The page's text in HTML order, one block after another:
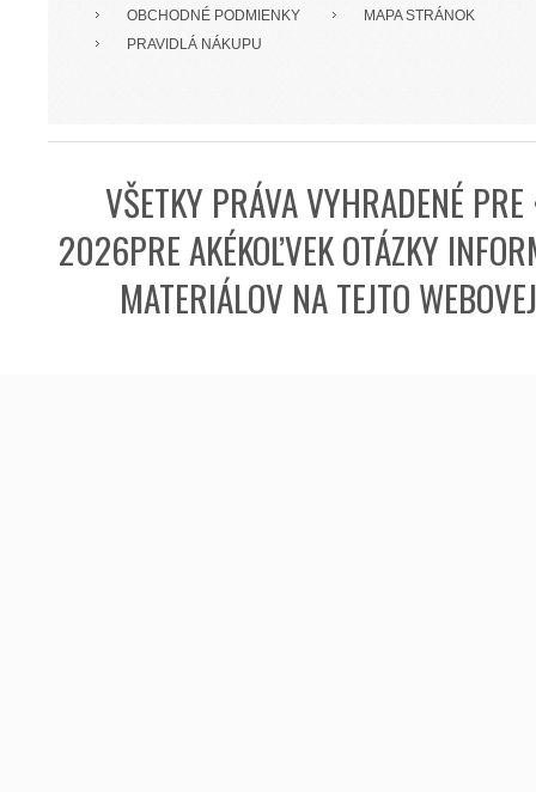
OBCHODNÉ PODMIENKY
PRAVIDLÁ NÁKUPU
MAPA STRÁNOK
VŠETKY PRÁVA VYHRADENÉ
2026PRE AKÉKOĽVEK OTÁZKY
MATERIÁLOV NA TEJTO